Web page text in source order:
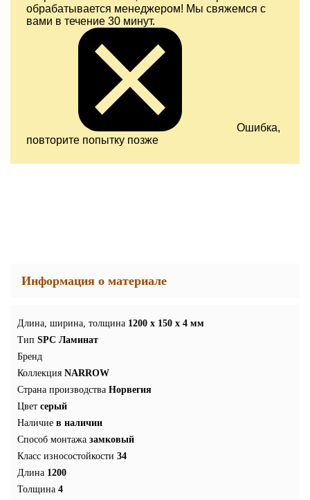
обрабатывается менеджером! Мы свяжемся с
вами в течение 30 минут.
Ошибка,
повторите попытку позже
Информация о материале
Длина, ширина, толщина 1200 x 150 x 4 мм
Тип SPC Ламинат
Бренд
Коллекция NARROW
Страна производства Норвегия
Цвет серый
Наличие в наличии
Способ монтажа замковый
Класс износостойкости 34
Длина 1200
Толщина 4